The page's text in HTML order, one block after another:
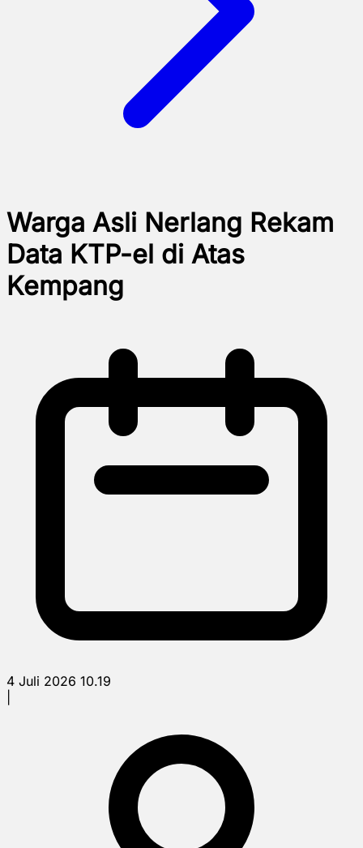
Warga Asli Nerlang Rekam
Data KTP-el di Atas
Kempang
4 Juli 2026 10.19